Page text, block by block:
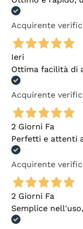
Acquirente
Ieri
Ottima facilità di
Acquirente
2 Giorni Fa
Perfetti e attenti
Acquirente
2 Giorni Fa
Semplice